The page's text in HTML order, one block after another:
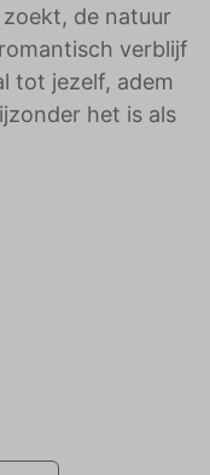
de natuur
verblijf
tot jezelf, adem
het is als